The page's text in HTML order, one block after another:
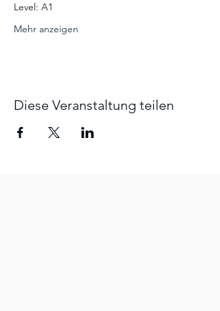
Level: A1
Mehr anzeigen
Diese Veranstaltung teilen